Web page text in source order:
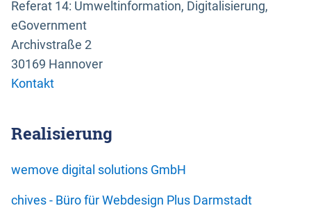
Referat 14: Umweltinformation, Digitalisierung,
eGovernment
Archivstraße 2
30169 Hannover
Kontakt
Realisierung
wemove digital solutions GmbH
chives - Büro für Webdesign Plus Darmstadt